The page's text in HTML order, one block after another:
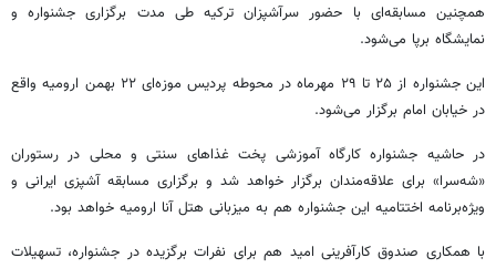
همچنین مسابقه‌ای با حضور سرآشپزان ترکیه طی مدت برگزاری جشنواره و
نمایشگاه برپا می‌شود.
این جشنواره از ۲۵ تا ۲۹ مهرماه در محوطه پردیس موزه‌ای ۲۲ بهمن ارومیه واقع
در خیابان امام برگزار می‌شود.
در حاشیه جشنواره کارگاه آموزشی پخت غذاهای سنتی و محلی در رستوران
«شه‌سرا» برای علاقه‌مندان برگزار خواهد شد و برگزاری مسابقه آشپزی ایرانی و
ویژه‌برنامه اختتامیه این جشنواره هم به میزبانی هتلآنا ارومیه خواهد بود.
با همکاری صندوق کارآفرینی امید هم برای نفرات برگزیده در جشنواره، تسهیلات